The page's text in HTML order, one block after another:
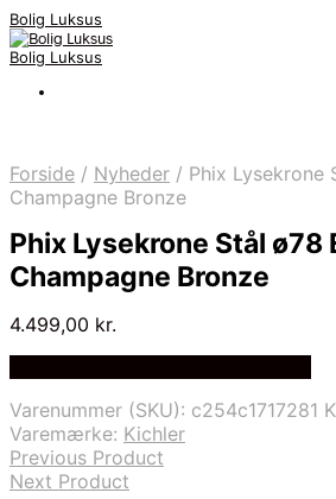
Bolig Luksus
Bolig Luksus
Forside / Nyheder / Phix Lysekrone
Champagne Bronze
Phix Lysekrone Stål ø78
Champagne Bronze
4.499,00 kr.
Varenummer (SKU): c254c1717281
Varemærke: Kichler
Previous Product
Next Product